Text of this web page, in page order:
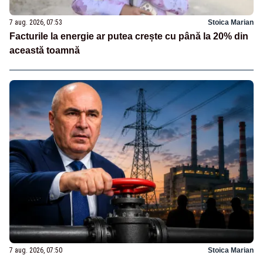
7 aug. 2026, 07:53 Stoica Marian
Facturile la energie ar putea crește cu până la 20% din
această toamnă
7 aug. 2026, 07:50 Stoica Marian